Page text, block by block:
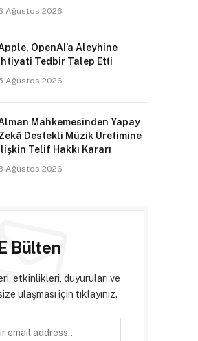
Ağustos 2026
OpenAI’a Aleyhine
Tedbir Talep Etti
Ağustos 2026
Mahkemesinden Yapay
Destekli Müzik Üretimine
Telif Hakkı Kararı
Ağustos 2026
Bülten
etkinlikleri, duyuruları ve
ulaşması için tıklayınız.